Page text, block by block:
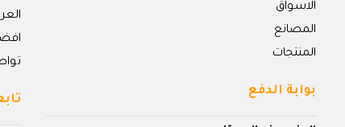
الاسواق
المصانع
المنتجات
بوابة الدفع